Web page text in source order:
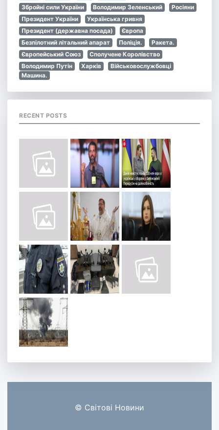
Збройні сили України
Володимир Зеленський
Росіяни
Президент України
Українська гривня
Президент (державна посада)
Європа
Безпілотний літальний апарат
Поліція.
Ракета.
Європейський Союз
Сполучене Королівство
Володимир Путін
Харків
Військовослужбовці
Машина.
RECENT POSTS
© Світові Новини